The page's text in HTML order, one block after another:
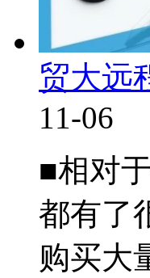
贸大远
11-06
■相对
都有了
购买大